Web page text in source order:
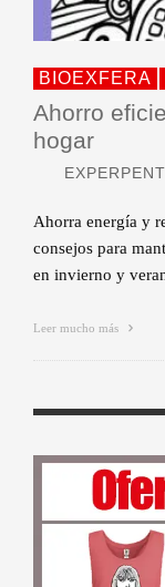
BIOEXFERA
Ahorro
hogar
Ahorra energía y
consejos para
en invierno y
Leer mucho más